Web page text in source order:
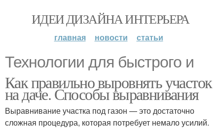
ИДЕИ ДИЗАЙНА ИНТЕРЬЕРА
главная новости статьи
Технологии для быстрого и
Как правильно выровнять участок
на даче. Способы выравнивания
Выравнивание участка под газон — это достаточно
сложная процедура, которая потребует немало усилий.